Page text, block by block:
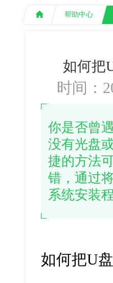
帮助中心
如何把
时间：
你是否曾
没有光盘
捷的方法
错，通过
系统安装
如何把U